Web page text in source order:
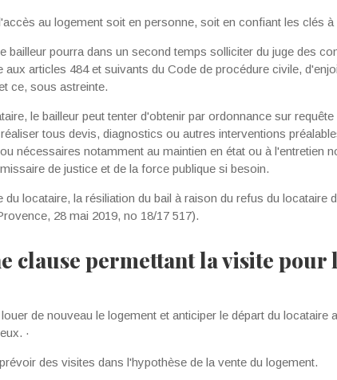
au logement soit en personne, soit en confiant les clés
bailleur pourra dans un second temps solliciter du juge des
aux articles 484 et suivants du Code de procédure civile,
ce, sous astreinte.
le bailleur peut tenter d'obtenir par ordonnance sur
tous devis, diagnostics ou autres inter­ventions
nécessaires notamment au maintien en état ou à l'entretien
de justice et de la force publique si besoin.
locataire, la rési­liation du bail à raison du refus du locataire
28 mai 2019, no 18/17 517).
clause permettant la visite pour
de nouveau le logement et anticiper le départ du locataire
·
des visites dans l'hypothèse de la vente du logement.